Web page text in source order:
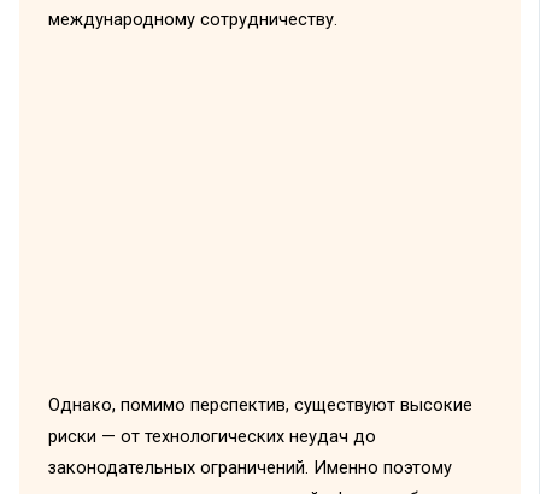
международному сотрудничеству.
Однако, помимо перспектив, существуют высокие
риски — от технологических неудач до
законодательных ограничений. Именно поэтому